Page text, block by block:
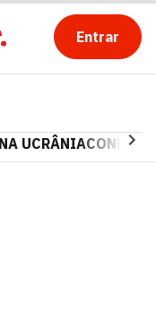
Entrar
UCRÂNIA